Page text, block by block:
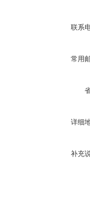
联系
常用
详细
补充